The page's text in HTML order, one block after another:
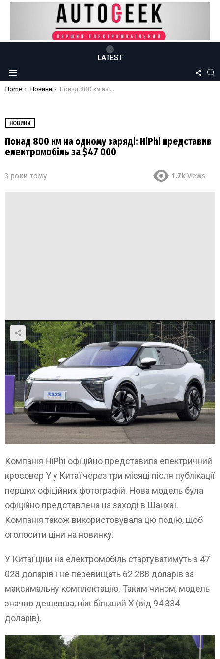
LATEST
Menu
US
You are here:
Home Новини Понад 800 км на одному заряді: HiPhi представив електромобіль за $47 000
НОВИНИ
Понад 800 км на одному заряді: HiPhi представив
електромобіль за $47 000
3 роки тому 1.7k Views
Компанія HiPhi офіційно представила електричний
кросовер Y у Китаї через три місяці після публікації
перших офіційних фотографій. Нова модель була
офіційно представлена на заході в Шанхаї.
Компанія також використовувала цю подію, щоб
оголосити ціни на новинку.
У Китаї ціни на електромобіль стартуватимуть з 47
028 доларів і не перевищать 62 288 доларів за
максимальну комплектацію. Таким чином, модель
значно дешевша, ніж більший X (від 94 334
доларів).